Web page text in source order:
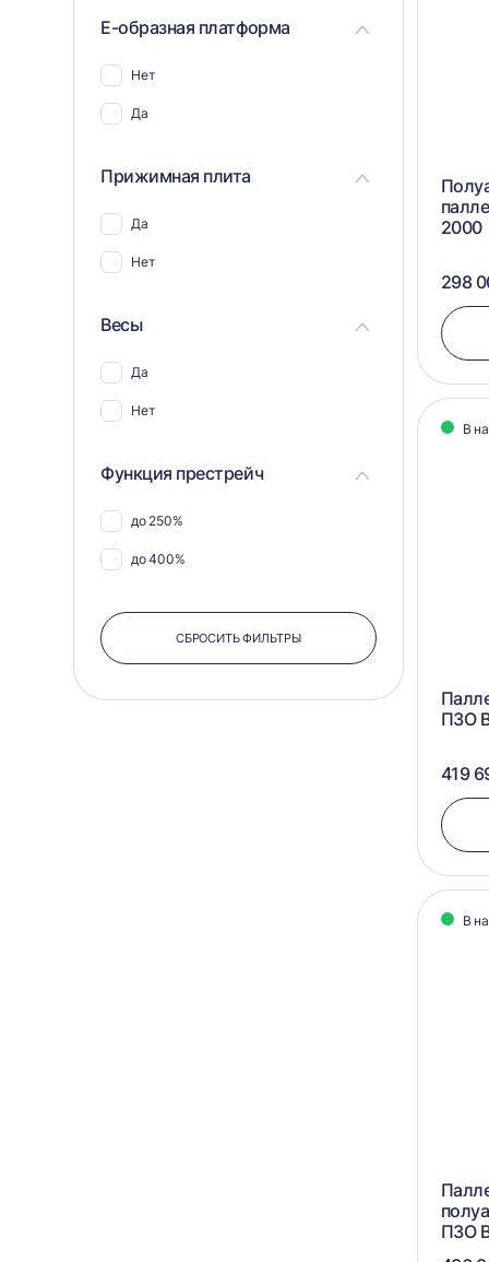
Е-образная платформа
Нет
Да
Прижимная плита
Да
Нет
Весы
Да
Нет
Функция престрейч
до 250%
до 400%
СБРОСИТЬ ФИЛЬТРЫ
2000
298
В
ПЗО
419
В
ПЗО